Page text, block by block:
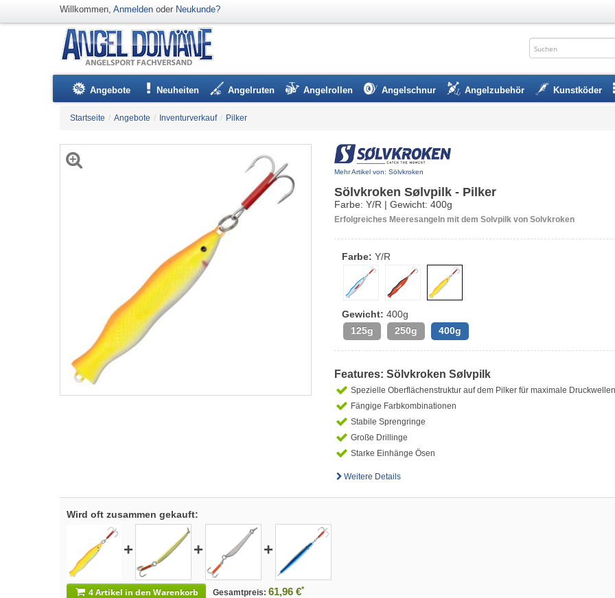
Willkommen, Anmelden oder Neukunde?
Angebote Neuheiten Angelruten Angelrollen Angelschnur Angelzubehör Kunstköder
Startseite / Angebote / Inventurverkauf / Pilker
Mehr Artikel von: Sölvkroken
Sölvkroken Sølvpilk - Pilker
Farbe: Y/R | Gewicht: 400g
Erfolgreiches Meeresangeln mit dem Solvpilk von Solvkroken
Farbe: Y/R
Gewicht: 400g
125g 250g 400g
Features: Sölvkroken Sølvpilk
Spezielle Oberflächenstruktur auf dem Pilker für maximale Druckwellen
Fängige Farbkombinationen
Stabile Sprengringe
Große Drillinge
Starke Einhänge Ösen
Weitere Details
Wird oft zusammen gekauft:
+ + +
4 Artikel in den Warenkorb Gesamtpreis: 61,96 €*